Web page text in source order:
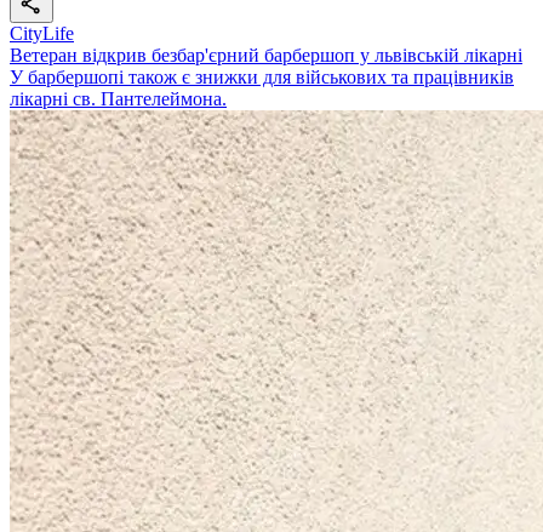
CityLife
Ветеран відкрив безбар'єрний барбершоп у львівській лікарні
У барбершопі також є знижки для військових та працівників
лікарні св. Пантелеймона.